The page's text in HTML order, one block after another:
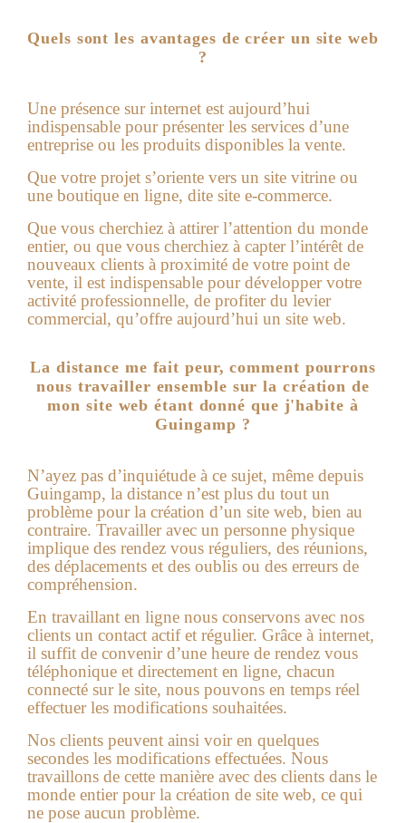
Quels sont les avantages de créer un site web
?
Une présence sur internet est aujourd’hui
indispensable pour présenter les services d’une
entreprise ou les produits disponibles la vente.
Que votre projet s’oriente vers un site vitrine ou
une boutique en ligne, dite site e-commerce.
Que vous cherchiez à attirer l’attention du monde
entier, ou que vous cherchiez à capter l’intérêt de
nouveaux clients à proximité de votre point de
vente, il est indispensable pour développer votre
activité professionnelle, de profiter du levier
commercial, qu’offre aujourd’hui un site web.
La distance me fait peur, comment pourrons
nous travailler ensemble sur la création de
mon site web étant donné que j'habite à
Guingamp ?
N’ayez pas d’inquiétude à ce sujet, même depuis
Guingamp, la distance n’est plus du tout un
problème pour la création d’un site web, bien au
contraire. Travailler avec un personne physique
implique des rendez vous réguliers, des réunions,
des déplacements et des oublis ou des erreurs de
compréhension.
En travaillant en ligne nous conservons avec nos
clients un contact actif et régulier. Grâce à internet,
il suffit de convenir d’une heure de rendez vous
téléphonique et directement en ligne, chacun
connecté sur le site, nous pouvons en temps réel
effectuer les modifications souhaitées.
Nos clients peuvent ainsi voir en quelques
secondes les modifications effectuées. Nous
travaillons de cette manière avec des clients dans le
monde entier pour la création de site web, ce qui
ne pose aucun problème.